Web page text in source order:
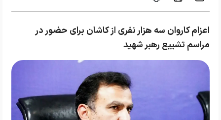
اعزام کاروان سه هزار نفری از کاشان برای حضور در
مراسم تشییع رهبر شهید